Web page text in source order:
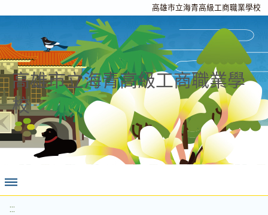
高雄市立海青高級工商職業學校
高雄市立海青高級工商職業學
校
:::